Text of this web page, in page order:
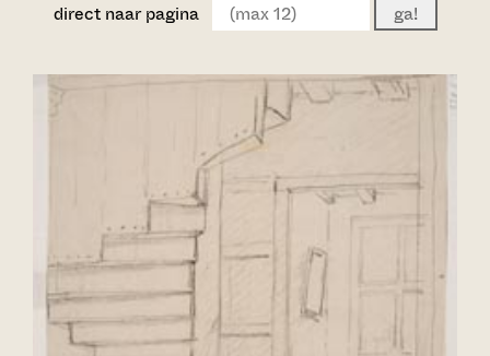
direct naar pagina ga!